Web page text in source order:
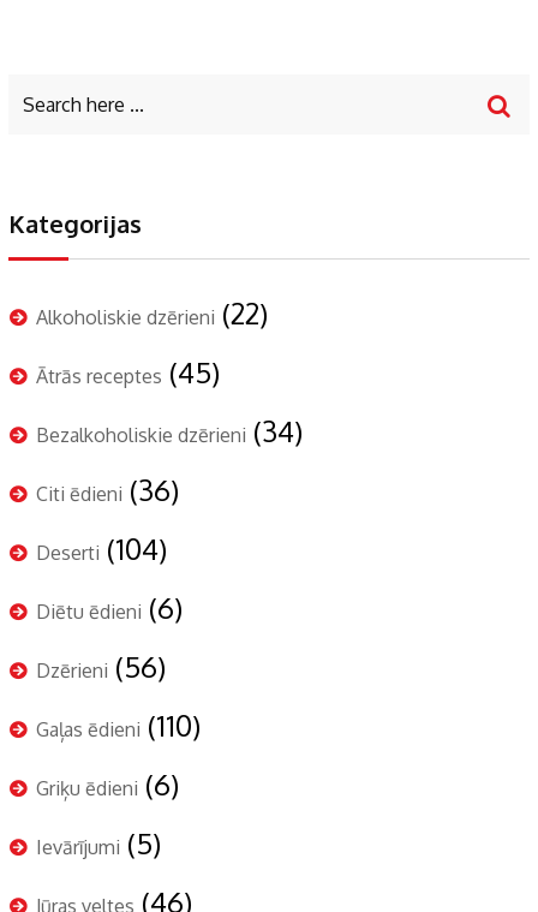
Kategorijas
Alkoholiskie dzērieni (22)
Ātrās receptes (45)
Bezalkoholiskie dzērieni (34)
Citi ēdieni (36)
Deserti (104)
Diētu ēdieni (6)
Dzērieni (56)
Gaļas ēdieni (110)
Griķu ēdieni (6)
Ievārījumi (5)
Jūras veltes (46)